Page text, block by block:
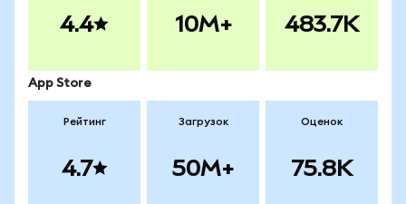
4.4 10M+ 483.7K
App Store
Рейтинг
4.7
Загрузок
50M+
Оценок
75.8K